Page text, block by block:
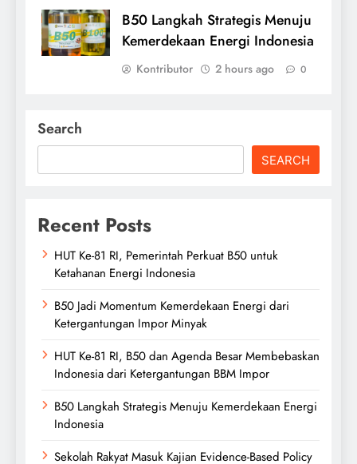
B50 Langkah Strategis Menuju
Kemerdekaan Energi Indonesia
Kontributor 2 hours ago 0
Search
SEARCH
Recent Posts
HUT Ke-81 RI, Pemerintah Perkuat B50 untuk
Ketahanan Energi Indonesia
B50 Jadi Momentum Kemerdekaan Energi dari
Ketergantungan Impor Minyak
HUT Ke-81 RI, B50 dan Agenda Besar Membebaskan
Indonesia dari Ketergantungan BBM Impor
B50 Langkah Strategis Menuju Kemerdekaan Energi
Indonesia
Sekolah Rakyat Masuk Kajian Evidence-Based Policy